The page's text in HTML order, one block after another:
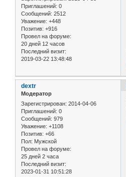
Приглашений: 0
Сообщений: 2512
Уважение: +448
Позитив: +916
Провел на форуме:
20 дней 12 часов
Последний визит:
2019-03-22 13:48:48
dextr
Модератор
Зарегистрирован: 2014-04-06
Приглашений: 0
Сообщений: 979
Уважение: +1108
Позитив: +66
Пол: Мужской
Провел на форуме:
25 дней 2 часа
Последний визит:
2023-01-31 10:51:28